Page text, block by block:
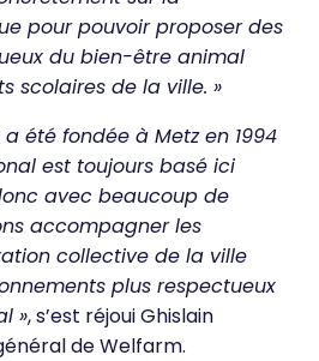
pour pouvoir proposer des
du bien-être animal
scolaires de la ville. »
été fondée à Metz en 1994
est toujours basé ici
avec beaucoup de
accompagner les
collective de la ville
plus respectueux
», s’est réjoui Ghislain
de Welfarm.